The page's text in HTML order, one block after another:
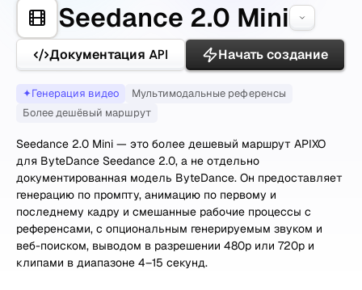
Seedance 2.0 Mini
Документация API Начать создание
✦Генерация видео
Мультимодальные референсы
Более дешёвый маршрут
Seedance 2.0 Mini — это более дешевый маршрут APIXO
для ByteDance Seedance 2.0, а не отдельно
документированная модель ByteDance. Он предоставляет
генерацию по промпту, анимацию по первому и
последнему кадру и смешанные рабочие процессы с
референсами, с опциональным генерируемым звуком и
веб-поиском, выводом в разрешении 480p или 720p и
клипами в диапазоне 4–15 секунд.